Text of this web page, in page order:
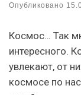
Опубликовано
Космос… Так
интересного.
увлекают, от
космосе по